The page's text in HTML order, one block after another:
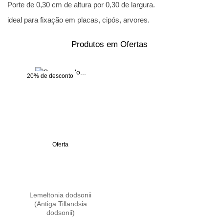
Porte de 0,30 cm de altura por 0,30 de largura.
ideal para fixação em placas, cipós, arvores.
Produtos em Ofertas
20% de desconto
Oferta
Lemeltonia dodsonii
(Antiga Tillandsia
dodsonii)